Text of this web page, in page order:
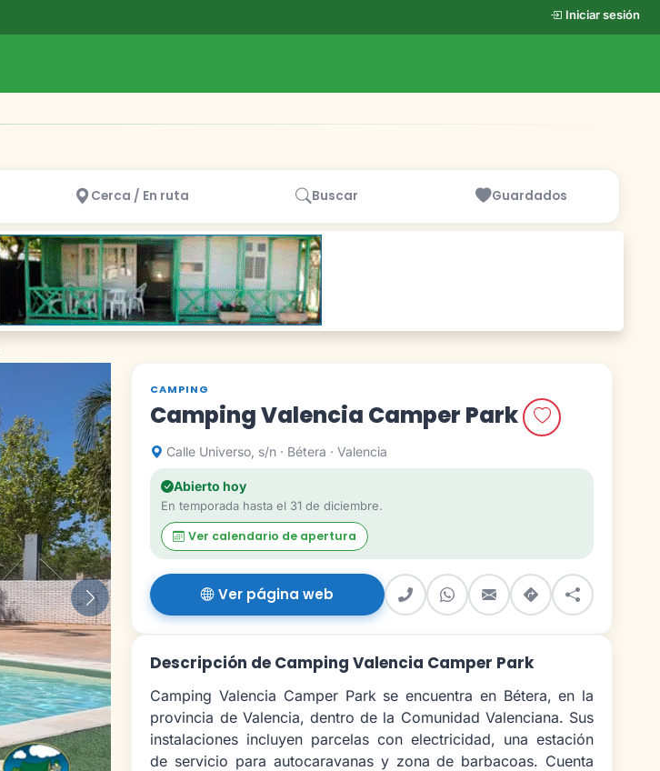
Iniciar sesión
Cerca / En ruta Buscar Guardados
Siguiente
CAMPING
Camping Valencia Camper Park
Calle Universo, s/n · Bétera · Valencia
Abierto hoy
En temporada hasta el 31 de diciembre.
Ver calendario de apertura
Ver página web
Descripción de Camping Valencia Camper Park
Camping Valencia Camper Park se encuentra en Bétera, en la
provincia de Valencia, dentro de la Comunidad Valenciana. Sus
instalaciones incluyen parcelas con electricidad, una estación
de servicio para autocaravanas y zona de barbacoas. Cuenta